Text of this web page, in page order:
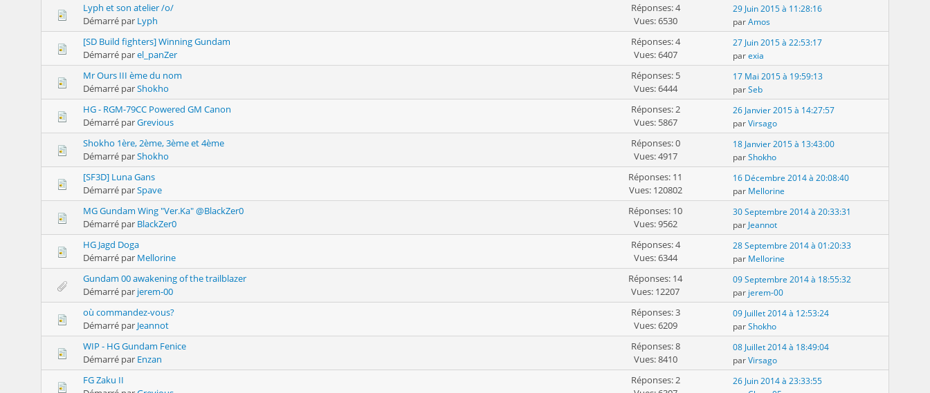
Lyph et son atelier /o/
Démarré par Lyph
Réponses: 4
Vues: 6530
29 Juin 2015 à 11:28:16
parAmos
[SD Build fighters] Winning Gundam
Démarré parel_panZer
Réponses: 4
Vues: 6407
27 Juin 2015 à 22:53:17
parexia
Mr Ours III ème du nom
Démarré parShokho
Réponses: 5
Vues: 6444
17 Mai 2015 à 19:59:13
parSeb
HG - RGM-79CC Powered GM Canon
Démarré parGrevious
Réponses: 2
Vues: 5867
26 Janvier 2015 à 14:27:57
parVirsago
Shokho 1ère, 2ème, 3ème et 4ème
Démarré parShokho
Réponses: 0
Vues: 4917
18 Janvier 2015 à 13:43:00
parShokho
[SF3D] Luna Gans
Démarré parSpave
Réponses: 11
Vues: 120802
16 Décembre 2014 à 20:08:40
par Mellorine
MG Gundam Wing "Ver.Ka" @BlackZer0
Démarré par BlackZer0
Réponses: 10
Vues: 9562
30 Septembre 2014 à 20:33:31
par Jeannot
HG Jagd Doga
Démarré par Mellorine
Réponses: 4
Vues: 6344
28 Septembre 2014 à 01:20:33
par Mellorine
Gundam 00 awakening of the trailblazer
Démarré par jerem-00
Réponses: 14
Vues: 12207
09 Septembre 2014 à 18:55:32
par jerem-00
où commandez-vous?
Démarré par Jeannot
Réponses: 3
Vues: 6209
09 Juillet 2014 à 12:53:24
parShokho
WIP - HG Gundam Fenice
Démarré par Enzan
Réponses: 8
Vues: 8410
08 Juillet 2014 à 18:49:04
parVirsago
FG Zaku II
Réponses: 2
26 Juin 2014 à 23:33:55